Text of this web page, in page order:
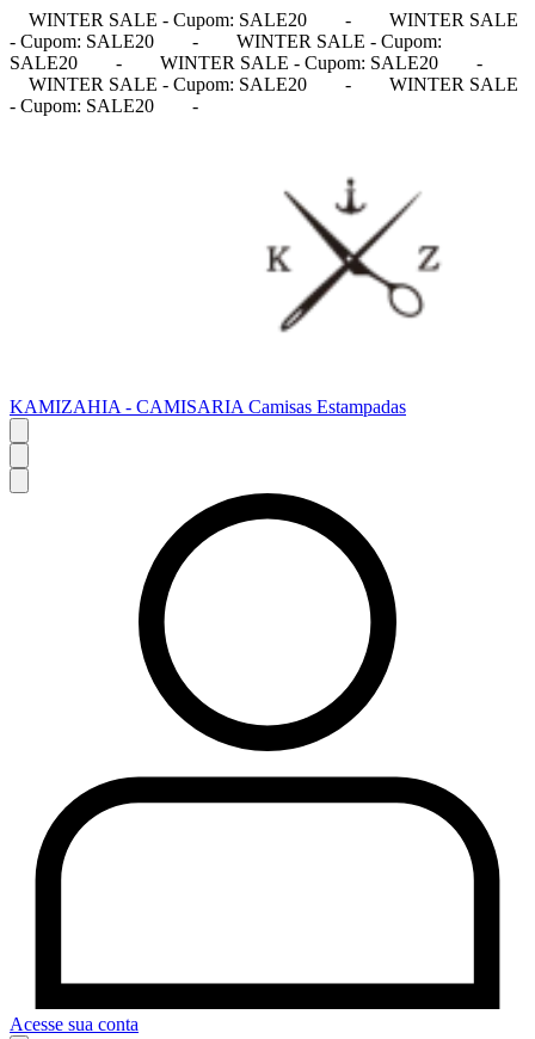
WINTER SALE - Cupom: SALE20 -
WINTER SALE
- Cupom: SALE20
-
WINTER SALE - Cupom:
SALE20
- WINTER SALE - Cupom: SALE20
-
WINTER SALE - Cupom: SALE20
-
WINTER SALE
- Cupom: SALE20
-
KAMIZAHIA - CAMISARIA Camisas Estampadas
Acesse sua conta